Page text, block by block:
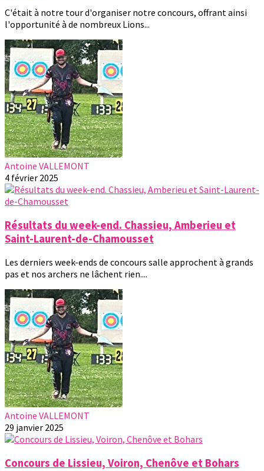
C'était à notre tour d'organiser notre concours, offrant ainsi
l'opportunité à de nombreux Lions...
Antoine VALLEMONT
4 février 2025
Résultats du week-end. Chassieu, Amberieu et
Saint-Laurent-de-Chamousset
Les derniers week-ends de concours salle approchent à grands
pas et nos archers ne lâchent rien....
Antoine VALLEMONT
29 janvier 2025
Concours de Lissieu, Voiron, Chenôve et Bohars